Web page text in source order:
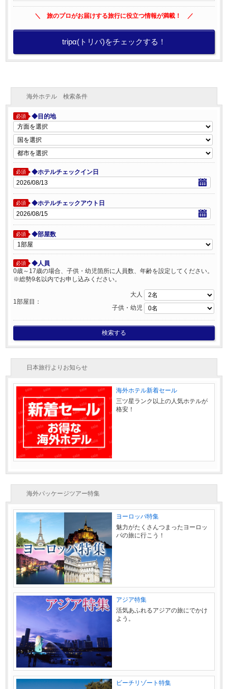
＼ 旅のプロがお届けする旅行に役立つ情報が満載！ ／
tripα(トリパ)をチェックする！
海外ホテル 検索条件
必須 ◆目的地
必須 ◆ホテルチェックイン日
必須 ◆ホテルチェックアウト日
必須 ◆部屋数
必須
◆人員
0歳～17歳の場合、子供・幼児箇所に人員数、年齢を設定してください。
※総勢9名以内でお申し込みください。
1部屋目：
大人
子供・幼児
検索する
日本旅行よりお知らせ
海外ホテル新着セール
三ツ星ランク以上の人気ホテルが
格安！
海外パッケージツアー特集
ヨーロッパ特集
魅力がたくさんつまったヨーロッ
パの旅に行こう！
アジア特集
活気あふれるアジアの旅にでかけ
よう。
ビーチリゾート特集